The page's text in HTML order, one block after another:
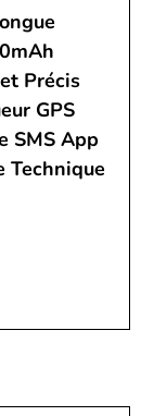
Précis
GPS
SMS App
Technique